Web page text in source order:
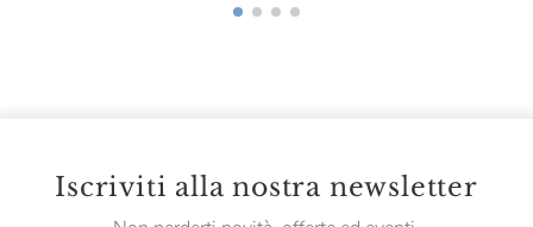
Iscriviti alla nostra newsletter